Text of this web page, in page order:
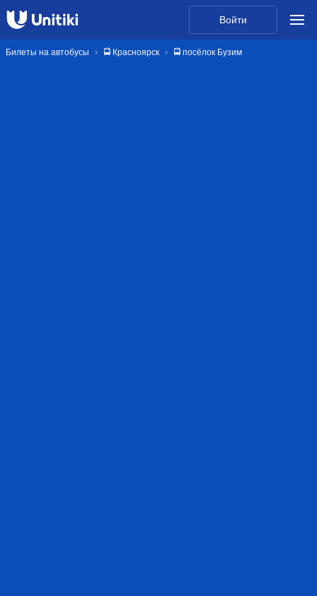
Войти
Билеты на автобусы 🚍 Красноярск 🚍 посёлок Бузим